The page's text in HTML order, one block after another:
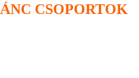
CSOPORTOK